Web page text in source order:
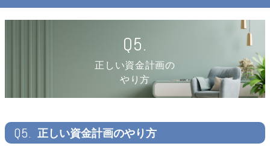
Q5.
正しい資金計画の
やり方
Q5. 正しい資金計画のやり方